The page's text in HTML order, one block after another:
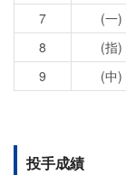
7
(一)
8
(指)
9
(中)
投手成績